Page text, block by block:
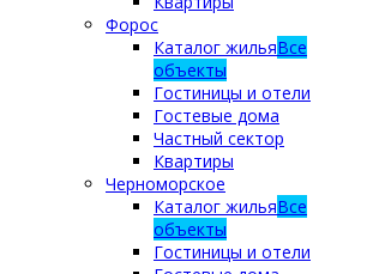
Форос
Каталог жильяВсе
объекты
Гостиницы и отели
Гостевые дома
Частный сектор
Квартиры
Черноморское
Каталог жильяВсе
объекты
Гостиницы и отели